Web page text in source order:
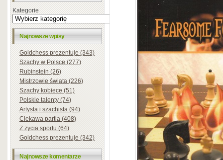
Kategorie
Najnowsze wpisy
Goldchess prezentuje (343)
Szachy w Polsce (277)
Rubinstein (26)
Mistrzowie świata (226)
Szachy kobiece (51)
Polskie talenty (74)
Artysta i szachista (94)
Ciekawa partia (408)
Z życia sportu (64)
Goldchess prezentuje (342)
Najnowsze komentarze